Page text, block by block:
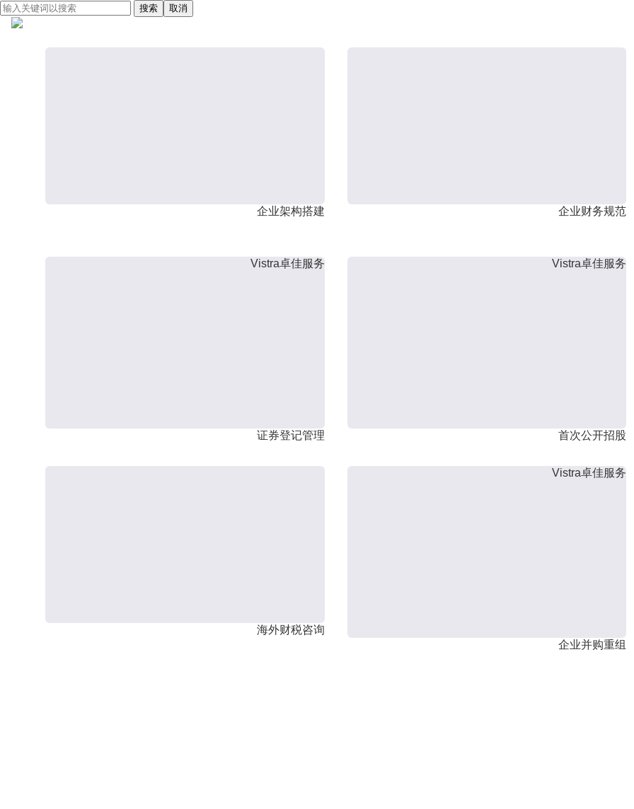
搜索 取消
企业架构搭建 企业财务规范
Vistra卓佳服务
证券登记管理
Vistra卓佳服务
首次公开招股
海外财税咨询
Vistra卓佳服务
企业并购重组